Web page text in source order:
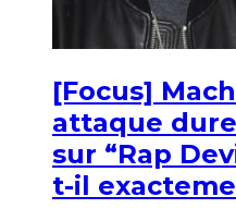
[Focus]
attaque
sur “Rap
t-il